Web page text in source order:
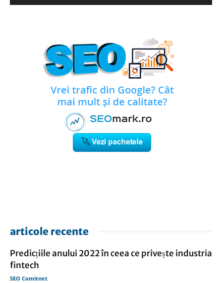
articole recente
Predicțiile anului 2022 în ceea ce privește industria
fintech
SEO Comitnet